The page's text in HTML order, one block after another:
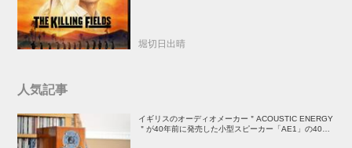
堀切日出晴
人気記事
イギリスのオーディオメーカー＂ACOUSTIC ENERGY
＂が40年前に発売した小型スピーカー「AE1」の40周